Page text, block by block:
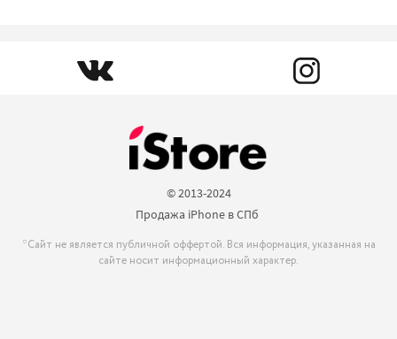
© 2013-2024
Продажа iPhone в СПб
*Сайт не является публичной оффертой. Вся информация, указанная на
сайте носит информационный характер.